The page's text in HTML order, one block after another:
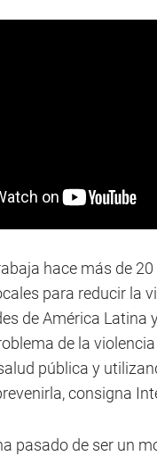
hace más de 20
para reducir la
de América Latina
de la
pública y
consigna
pasado de ser un